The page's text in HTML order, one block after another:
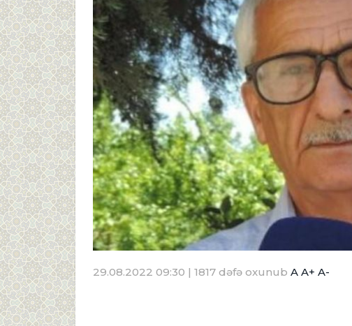
29.08.2022 09:30 | 1817 dəfə oxunub A A+ A-